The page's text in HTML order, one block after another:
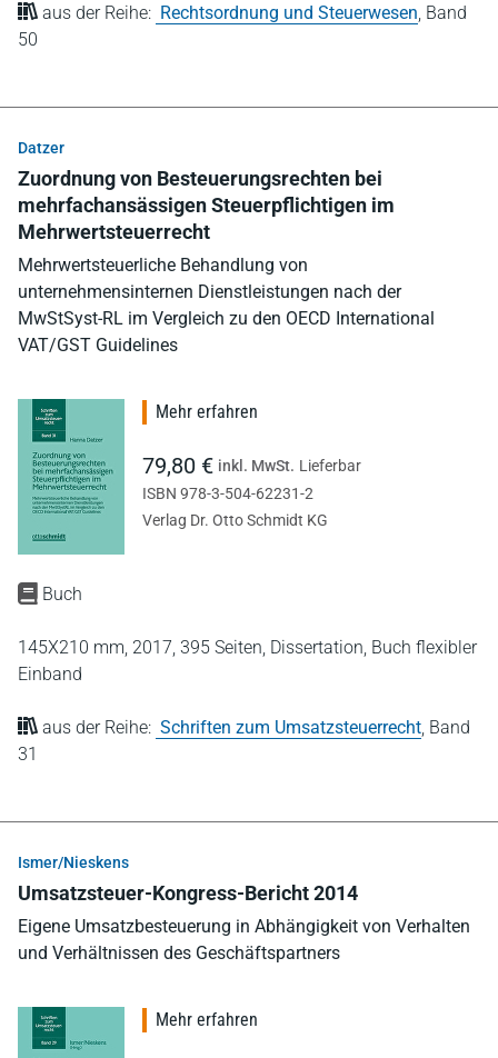
aus der Reihe: Rechtsordnung und Steuerwesen Band
50
Datzer
Zuordnung von Besteuerungsrechten bei
mehrfachansässigen Steuerpflichtigen im
Mehrwertsteuerrecht
Mehrwertsteuerliche Behandlung von
unternehmensinternen Dienstleistungen nach der
MwStSyst-RL im Vergleich zu den OECD International
VAT/GST Guidelines
Buch
145X210 mm, 2017, 395 Seiten, Dissertation, Buch flexibler
Einband
aus der Reihe: Schriften zum Umsatzsteuerrecht Band
31
Mehr erfahren
79,80 € inkl. MwSt. Lieferbar
ISBN 978-3-504-62231-2
Verlag Dr. Otto Schmidt KG
Ismer/Nieskens
Umsatzsteuer-Kongress-Bericht 2014
Eigene Umsatzbesteuerung in Abhängigkeit von Verhalten
und Verhältnissen des Geschäftspartners
Mehr erfahren